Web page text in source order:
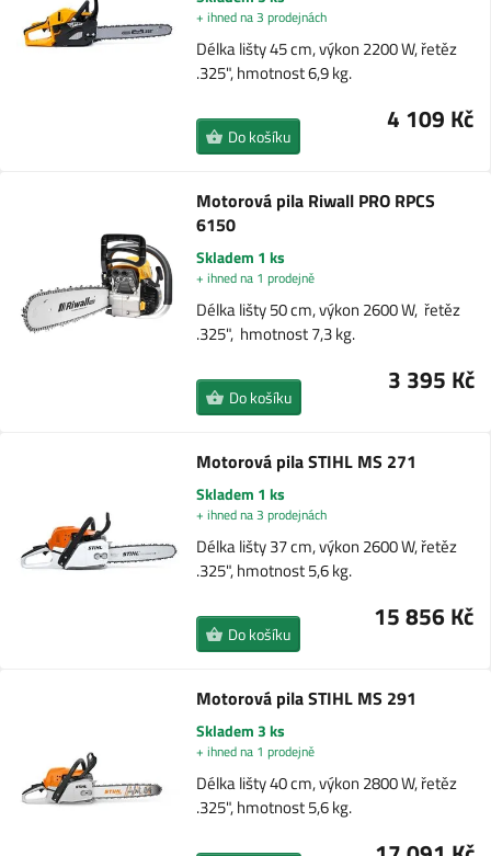
+ ihned na 3 prodejnách
Délka lišty 45 cm, výkon 2200 W, řetěz
.325", hmotnost 6,9 kg.
4 109 Kč
Do košíku
Motorová pila Riwall PRO RPCS
6150
Skladem 1 ks
+ ihned na 1 prodejně
Délka lišty 50 cm, výkon 2600 W, řetěz
.325", hmotnost 7,3 kg.
3 395 Kč
Do košíku
Motorová pila STIHL MS 271
Skladem 1 ks
+ ihned na 3 prodejnách
Délka lišty 37 cm, výkon 2600 W, řetěz
.325", hmotnost 5,6 kg.
15 856 Kč
Do košíku
Motorová pila STIHL MS 291
Skladem 3 ks
+ ihned na 1 prodejně
Délka lišty 40 cm, výkon 2800 W, řetěz
.325", hmotnost 5,6 kg.